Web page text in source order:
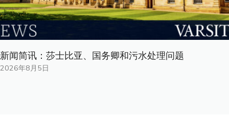
新闻简讯：莎士比亚、国务卿和污水处理问题
2026年8月5日